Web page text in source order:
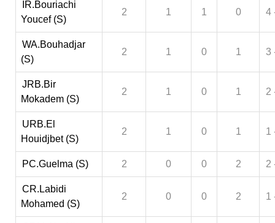
IR.Bouriachi
Youcef (S)
2 1 1 0 4
WA.Bouhadjar
(S)
2 1 0 1 3
JRB.Bir
Mokadem (S)
2 1 0 1 2
URB.El
Houidjbet (S)
2 1 0 1 1
PC.Guelma (S) 2 0 0 2 2
CR.Labidi
Mohamed (S)
2 0 0 2 1